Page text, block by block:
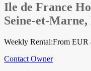
Ile de France
Seine-et-
Weekly Rental:From
Contact Owner